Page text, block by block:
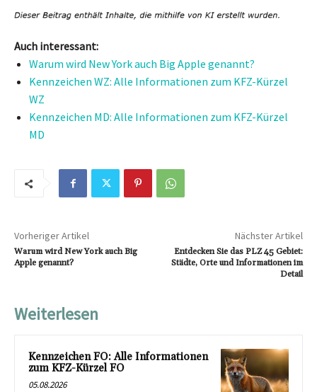
Auch interessant:
Warum wird New York auch Big Apple genannt?
Kennzeichen WZ: Alle Informationen zum KFZ-Kürzel
WZ
Kennzeichen MD: Alle Informationen zum KFZ-Kürzel
MD
Vorheriger Artikel
Warum wird New York auch Big
Apple genannt?
Nächster Artikel
Entdecken Sie das PLZ 45 Gebiet:
Städte, Orte und Informationen im
Detail
Weiterlesen
Kennzeichen FO: Alle Informationen
zum KFZ-Kürzel FO
05.08.2026